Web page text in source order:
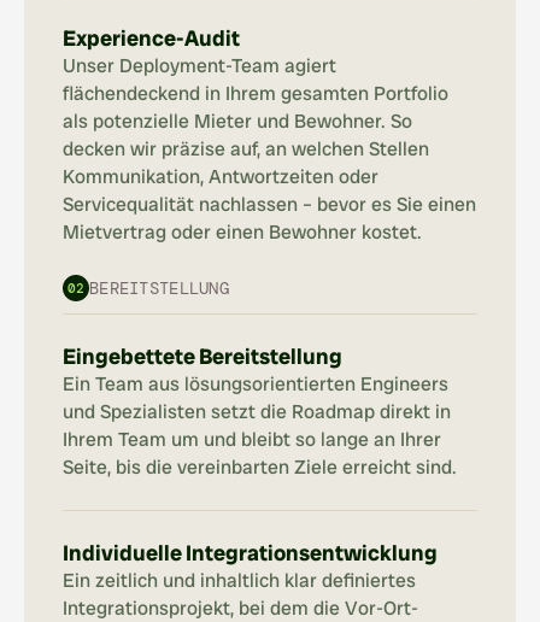
Experience-Audit
Unser Deployment-Team agiert
flächendeckend in Ihrem gesamten Portfolio
als potenzielle Mieter und Bewohner. So
decken wir präzise auf, an welchen Stellen
Kommunikation, Antwortzeiten oder
Servicequalität nachlassen – bevor es Sie einen
Mietvertrag oder einen Bewohner kostet.
02 BEREITSTELLUNG
Eingebettete Bereitstellung
Ein Team aus lösungsorientierten Engineers
und Spezialisten setzt die Roadmap direkt in
Ihrem Team um und bleibt so lange an Ihrer
Seite, bis die vereinbarten Ziele erreicht sind.
Individuelle Integrationsentwicklung
Ein zeitlich und inhaltlich klar definiertes
Integrationsprojekt, bei dem die Vor-Ort-